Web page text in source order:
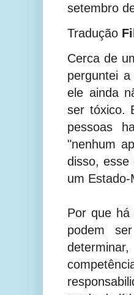
setembro
Tradução
Cerca de
perguntei
ele ainda
ser tóxico.
pessoas
"nenhum
disso, esse
um Estado-
Por que
podem